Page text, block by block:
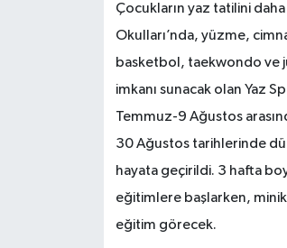
Çocukların yaz tatilini
Okulları’nda, yüzme,
basketbol, taekwondo ve
imkanı sunacak olan Yaz
Temmuz-9 Ağustos
30 Ağustos tarihlerinde
hayata geçirildi. 3 hafta
eğitimlere başlarken,
eğitim görecek.